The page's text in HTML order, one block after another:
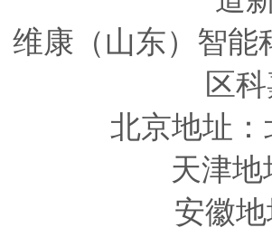
维康（山东）智
区
北京地址
天津地
安徽